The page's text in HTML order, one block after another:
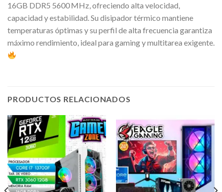
16GB DDR5 5600 MHz, ofreciendo alta velocidad,
capacidad y estabilidad. Su disipador térmico mantiene
temperaturas óptimas y su perfil de alta frecuencia garantiza
máximo rendimiento, ideal para gaming y multitarea exigente.
PRODUCTOS RELACIONADOS